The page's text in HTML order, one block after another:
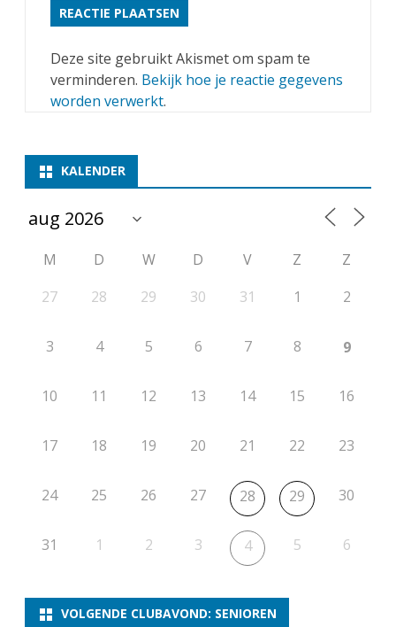
Deze site gebruikt Akismet om spam te
verminderen. Bekijk hoe je reactie gegevens
worden verwerkt.
KALENDER
M D W D V Z
Z
27
28 29 30 31 1 2
3 4 5 6 7 8 9
10 11 12 13 14 15 16
17 18 19 20 21 22 23
24 25 26 27 28 29 30
31 1 2 3 4 5 6
VOLGENDE CLUBAVOND: SENIOREN